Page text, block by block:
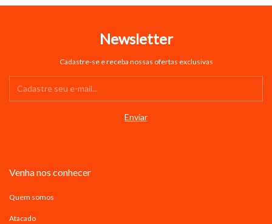
Newsletter
Cadastre-se e receba nossas ofertas exclusivas
Venha nos conhecer
Quem somos
Atacado